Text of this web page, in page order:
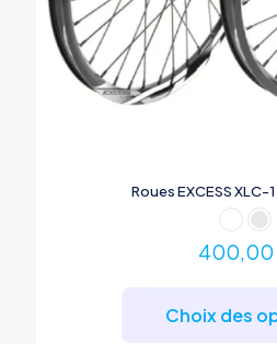
Roues EXCESS XLC-
400,00
Choix des